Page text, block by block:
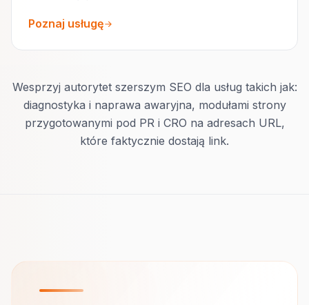
Poznaj usługę
Wesprzyj autorytet szerszym SEO dla usług takich jak:
diagnostyka i naprawa awaryjna, modułami strony
przygotowanymi pod PR i CRO na adresach URL,
które faktycznie dostają link.